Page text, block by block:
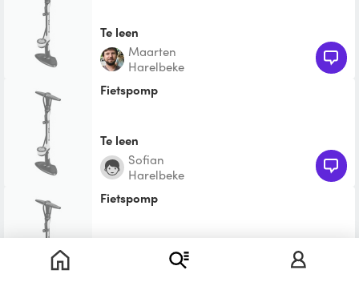
Te leen
Maarten
Harelbeke
Fietspomp
Te leen
Sofian
Harelbeke
Fietspomp